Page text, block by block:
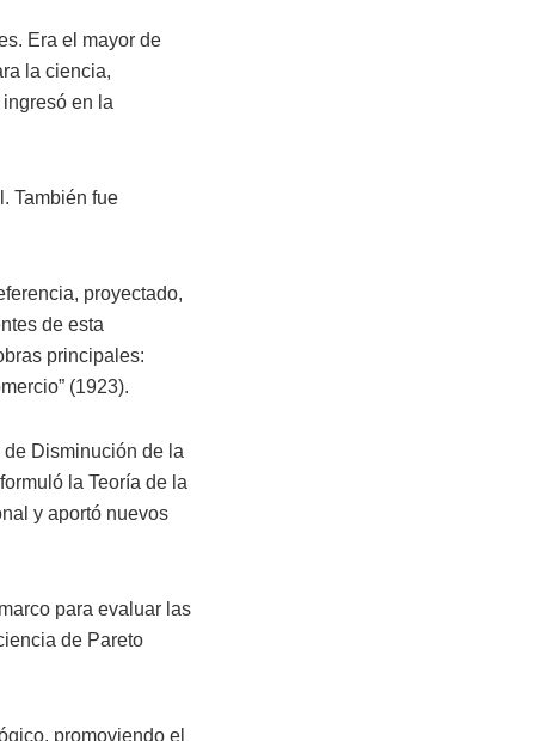
Era el mayor de
la ciencia,
en la
También fue
proyectado,
de esta
principales:
(1923).
Disminución de la
la Teoría de la
y aportó nuevos
para evaluar las
de Pareto
promoviendo el